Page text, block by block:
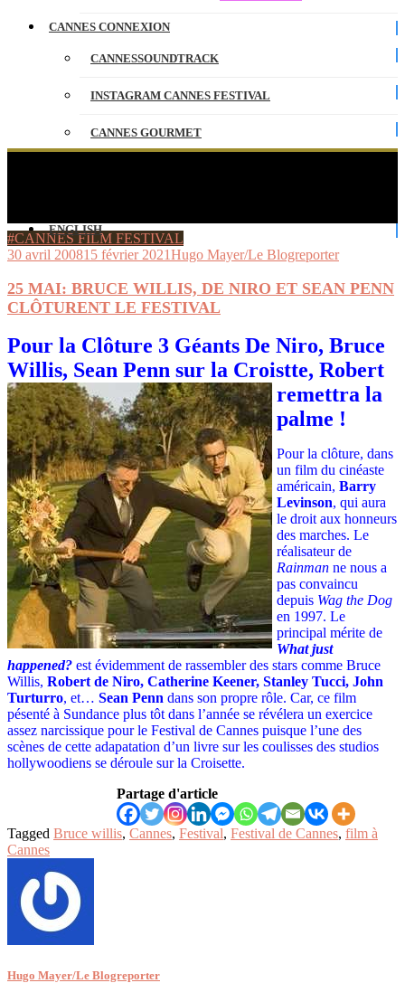
CANNES CONNEXION
CANNESSOUNDTRACK
INSTAGRAM CANNES FESTIVAL
CANNES GOURMET
ENGLISH
#CANNES FILM FESTIVAL
30 avril 200815 février 2021Hugo Mayer/Le Blogreporter
25 MAI: BRUCE WILLIS, DE NIRO ET SEAN PENN
CLÔTURENT LE FESTIVAL
Pour la Clôture 3 Géants De Niro, Bruce
Willis, Sean Penn sur la Croistte, Robert
remettra la
palme !
Pour la clôture, dans
un film du cinéaste
américain, Barry
Levinson, qui aura
le droit aux honneurs
des marches. Le
réalisateur de
Rainman ne nous a
pas convaincu
depuis Wag the Dog
en 1997. Le
principal mérite de
What just
happened? est évidemment de rassembler des stars comme Bruce
Willis, Robert de Niro, Catherine Keener, Stanley Tucci, John
Turturro, et… Sean Penn dans son propre rôle. Car, ce film
pésenté à Sundance plus tôt dans l’année se révélera un exercice
assez narcissique pour le Festival de Cannes puisque l’une des
scènes de cette adapatation d’un livre sur les coulisses des studios
hollywoodiens se déroule sur la Croisette.
Partage d'article
Tagged Bruce willis, Cannes, Festival, Festival de Cannes, film à
Cannes
Hugo Mayer/Le Blogreporter